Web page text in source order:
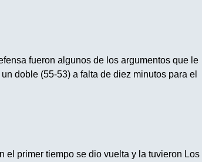
fueron algunos de los argumentos que le
doble (55-53) a falta de diez minutos para el
el primer tiempo se dio vuelta y la tuvieron Los